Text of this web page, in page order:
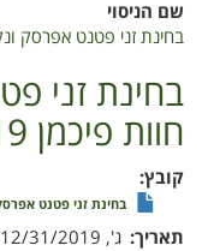
שם הניסוי
בחינת זני פטנט אפרסק
בחינת זני
חוות פיכמן 2019
קובץ
בחינת זני פטנט אפרסק
תאריך ג', 12/31/2019 - 12:00